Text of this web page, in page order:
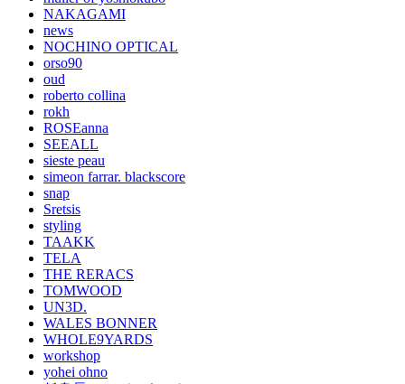
NAKAGAMI
news
NOCHINO OPTICAL
orso90
oud
roberto collina
rokh
ROSEanna
SEEALL
sieste peau
simeon farrar. blackscore
snap
Sretsis
styling
TAAKK
TELA
THE RERACS
TOMWOOD
UN3D.
WALES BONNER
WHOLE9YARDS
workshop
yohei ohno